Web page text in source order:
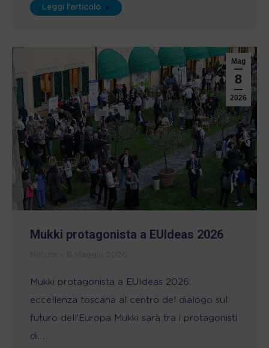
Leggi l'articolo
Mag
8
2026
Mukki protagonista a EUIdeas 2026
Mukki protagonista a EUIdeas 2026:
eccellenza toscana al centro del dialogo sul
futuro dell’Europa Mukki sarà tra i protagonisti
di…